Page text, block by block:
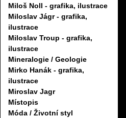
Miloš Noll - grafika, ilustrace
Miloslav Jágr - grafika,
ilustrace
Miloslav Troup - grafika,
ilustrace
Mineralogie / Geologie
Mirko Hanák - grafika,
ilustrace
Miroslav Jagr
Místopis
Móda / Životní styl